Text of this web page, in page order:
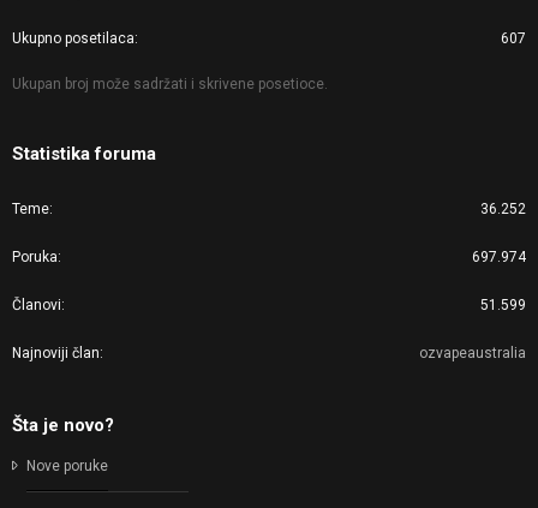
Ukupno posetilaca 607
Ukupan broj može sadržati i skrivene posetioce.
Statistika foruma
Teme 36.252
Poruka 697.974
Članovi 51.599
Najnoviji član ozvapeaustralia
Šta je novo?
Nove poruke